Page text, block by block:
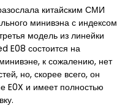
китайским СМИ
минивэна с индексом
модель из линейки
E08 состоится на
к сожалению, нет
но, скорее всего, он
E0X и имеет полностью